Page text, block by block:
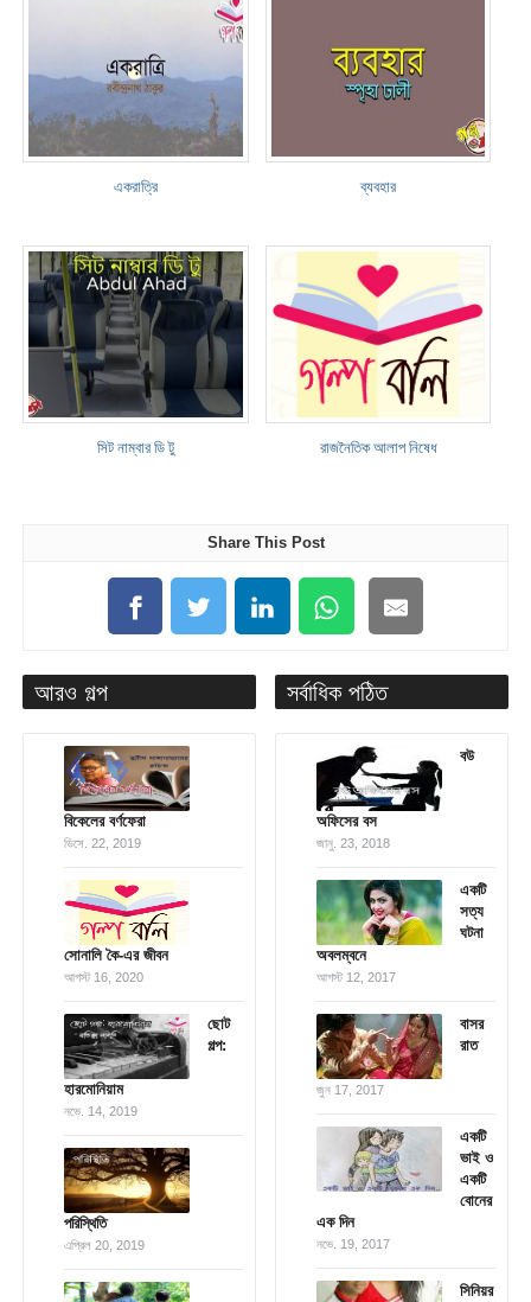
একরাত্রি ব্যবহার
সিট নাম্বার ডি টু রাজনৈতিক আলাপ নিষেধ
Share This Post
আরও গল্প
বিকেলের বর্ণফেরা
ডিসে. 22, 2019
সোনালি কৈ-এর জীবন
আগস্ট 16, 2020
ছোট
গল্প:
হারমোনিয়াম
নভে. 14, 2019
পরিস্থিতি
এপ্রিল 20, 2019
সর্বাধিক পঠিত
বউ
অফিসের বস
জানু. 23, 2018
একটি
সত্য
ঘটনা
অবলম্বনে
আগস্ট 12, 2017
বাসর
রাত
জুন 17, 2017
একটি
ভাই ও
একটি
বোনের
এক দিন
নভে. 19, 2017
সিনিয়র